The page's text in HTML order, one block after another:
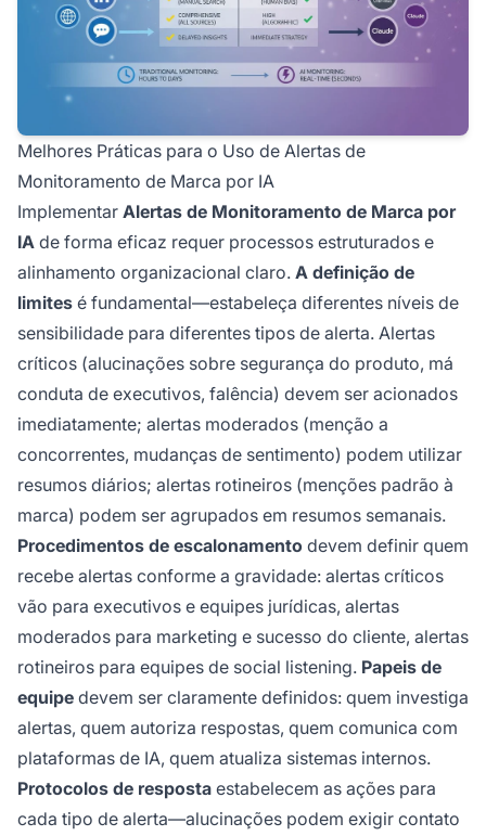
Melhores Práticas para o Uso de Alertas de
Monitoramento de Marca por IA
Implementar Alertas de Monitoramento de Marca por
IA de forma eficaz requer processos estruturados e
alinhamento organizacional claro. A definição de
limites é fundamental—estabeleça diferentes níveis de
sensibilidade para diferentes tipos de alerta. Alertas
críticos (alucinações sobre segurança do produto, má
conduta de executivos, falência) devem ser acionados
imediatamente; alertas moderados (menção a
concorrentes, mudanças de sentimento) podem utilizar
resumos diários; alertas rotineiros (menções padrão à
marca) podem ser agrupados em resumos semanais.
Procedimentos de escalonamento devem definir quem
recebe alertas conforme a gravidade: alertas críticos
vão para executivos e equipes jurídicas, alertas
moderados para marketing e sucesso do cliente, alertas
rotineiros para equipes de social listening. Papeis de
equipe devem ser claramente definidos: quem investiga
alertas, quem autoriza respostas, quem comunica com
plataformas de IA, quem atualiza sistemas internos.
Protocolos de resposta estabelecem as ações para
cada tipo de alerta—alucinações podem exigir contato